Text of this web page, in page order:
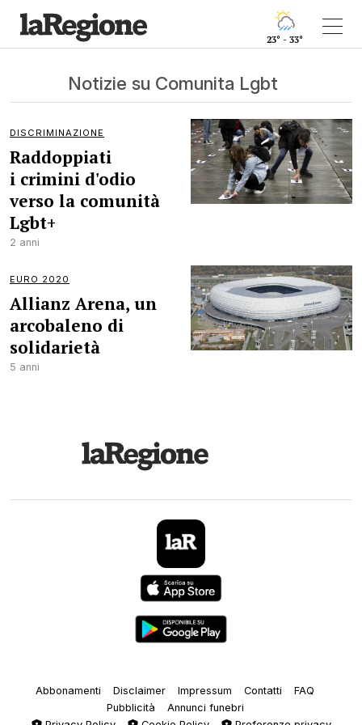
23° - 33°
Notizie su Comunita Lgbt
DISCRIMINAZIONE
Raddoppiati
i crimini d'odio
verso la comunità
Lgbt+
2 anni
EURO 2020
Allianz Arena, un
arcobaleno di
solidarietà
5 anni
Abbonamenti Disclaimer Impressum Contatti
FAQ
Pubblicità
Annunci funebri